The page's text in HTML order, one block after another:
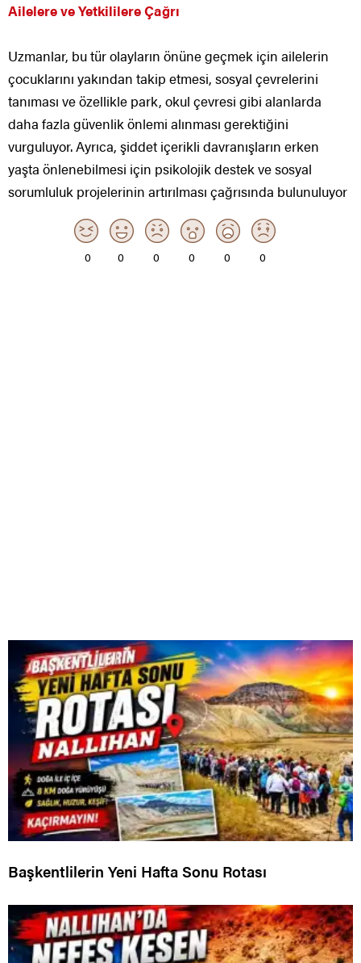
Ailelere ve Yetkililere Çağrı
Uzmanlar, bu tür olayların önüne geçmek için ailelerin
çocuklarını yakından takip etmesi, sosyal çevrelerini
tanıması ve özellikle park, okul çevresi gibi alanlarda
daha fazla güvenlik önlemi alınması gerektiğini
vurguluyor. Ayrıca, şiddet içerikli davranışların erken
yaşta önlenebilmesi için psikolojik destek ve sosyal
sorumluluk projelerinin artırılması çağrısında bulunuluyor
0 0 0 0 0 0
Başkentlilerin Yeni Hafta Sonu Rotası